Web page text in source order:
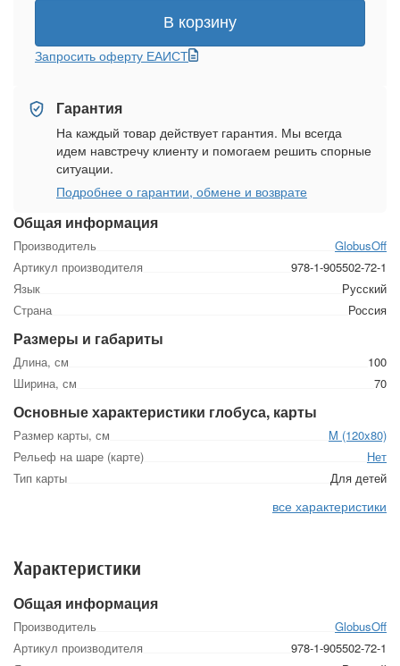
Общая информация
Производитель
GlobusOff
Артикул производителя
978-1-905502-72-1
Язык
Русский
Страна
Россия
Размеры и габариты
Длина, см
100
Ширина, см
70
Основные характеристики глобуса, карты
Размер карты, см
M (120x80)
Рельеф на шаре (карте)
Нет
Тип карты
Для детей
все характеристики
В корзину
Запросить оферту ЕАИСТ
Гарантия
На каждый товар действует гарантия. Мы всегда
идем навстречу клиенту и помогаем решить спорные
ситуации.
Подробнее о гарантии, обмене и возврате
Характеристики
Общая информация
Производитель
GlobusOff
Артикул производителя
978-1-905502-72-1